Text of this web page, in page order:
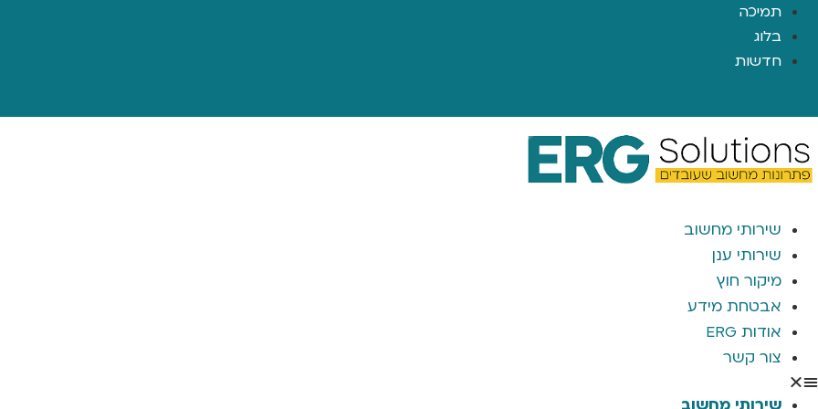
תמיכה
בלוג
חדשות
שירותי מחשוב
שירותי ענן
מיקור חוץ
אבטחת מידע
אודות ERG
צור קשר